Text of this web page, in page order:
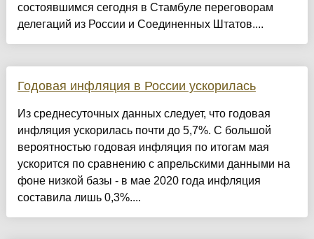
состоявшимся сегодня в Стамбуле переговорам
делегаций из России и Соединенных Штатов....
Годовая инфляция в России ускорилась
Из среднесуточных данных следует, что годовая
инфляция ускорилась почти до 5,7%. С большой
вероятностью годовая инфляция по итогам мая
ускорится по сравнению с апрельскими данными на
фоне низкой базы - в мае 2020 года инфляция
составила лишь 0,3%....